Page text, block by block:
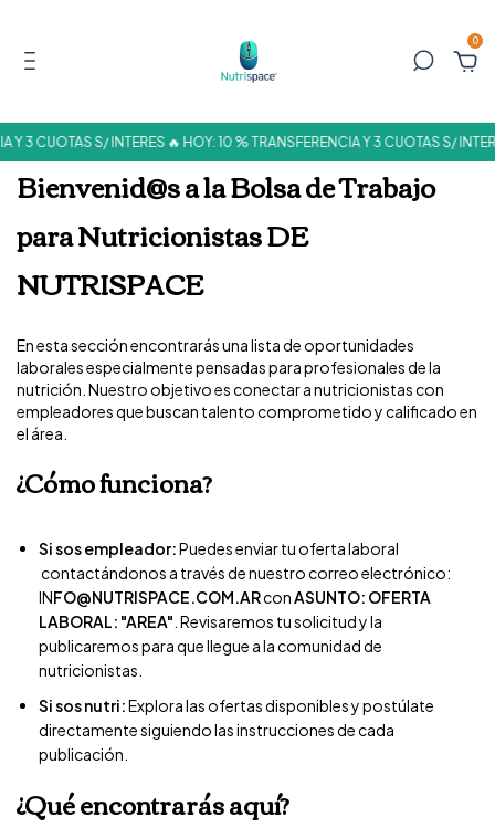
0
Y 3 CUOTAS S/ INTERES 🔥 HOY: 10 % TRANSFERENCIA Y 3 CUOTAS S/
Bienvenid@s a la Bolsa de Trabajo
para Nutricionistas DE
NUTRISPACE
En esta sección encontrarás una lista de oportunidades
laborales especialmente pensadas para profesionales de la
nutrición. Nuestro objetivo es conectar a nutricionistas con
empleadores que buscan talento comprometido y calificado en
el área.
¿Cómo funciona?
Si sos empleador:Puedes enviar tu oferta laboral
contactándonos a través de nuestro correo electrónico:
INFO@NUTRISPACE.COM.ARconASUNTO: OFERTA
LABORAL: "AREA" . Revisaremos tu solicitud y la
publicaremos para que llegue a la comunidad de
nutricionistas.
Si sos nutri:Explora las ofertas disponibles y postúlate
directamente siguiendo las instrucciones de cada
publicación.
¿Qué encontrarás aquí?